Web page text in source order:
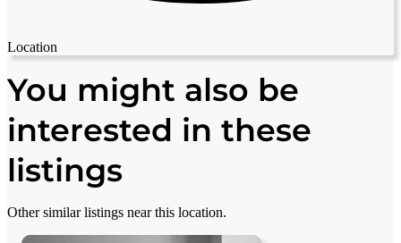
Location
+
−
You might also be
interested in these
listings
Other similar listings near this location.